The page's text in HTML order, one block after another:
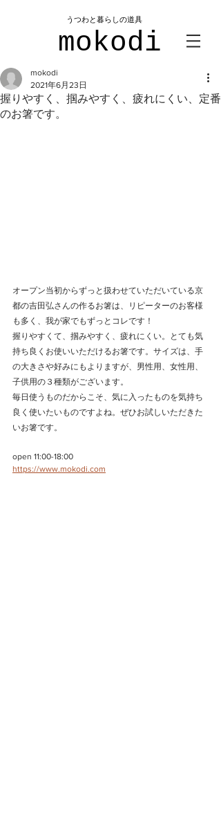
mokodi
​うつわと暮らしの道具
握りやすく、掴みやすく、疲れにくい、定番
のお箸です。
mokodi
2021年6月23日
オープン当初からずっと扱わせていただいている京
都の吉田弘さんの作るお箸は、リピーターのお客様
も多く、我が家でもずっとコレです！
握りやすくて、掴みやすく、疲れにくい。とても気
持ち良くお使いいただけるお箸です。サイズは、手
の大きさや好みにもよりますが、男性用、女性用、
子供用の３種類がございます。
毎日使うものだからこそ、気に入ったものを気持ち
良く使いたいものですよね。ぜひお試しいただきた
いお箸です。
open 11:00-18:00
https://www.mokodi.com